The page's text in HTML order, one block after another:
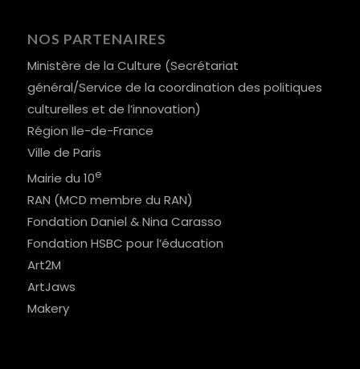
NOS PARTENAIRES
Ministère de la Culture (Secrétariat
général/Service de la coordination des politiques
culturelles et de l’innovation)
Région Ile-de-France
Ville de Paris
Mairie du 10e
RAN (MCD membre du RAN)
Fondation Daniel & Nina Carasso
Fondation HSBC pour l’éducation
Art2M
ArtJaws
Makery